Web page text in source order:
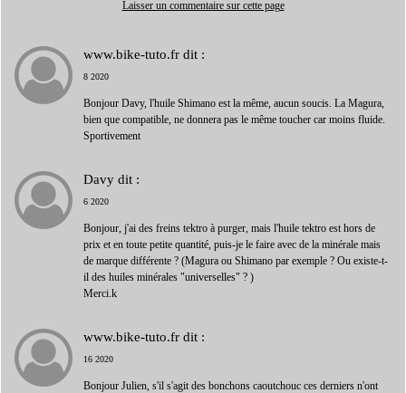
Laisser un commentaire sur cette page
www.bike-tuto.fr dit :
8 2020
Bonjour Davy, l'huile Shimano est la même, aucun soucis. La Magura,
bien que compatible, ne donnera pas le même toucher car moins fluide.
Sportivement
Davy dit :
6 2020
Bonjour, j'ai des freins tektro à purger, mais l'huile tektro est hors de
prix et en toute petite quantité, puis-je le faire avec de la minérale mais
de marque différente ? (Magura ou Shimano par exemple ? Ou existe-t-
il des huiles minérales "universelles" ? )
Merci.k
www.bike-tuto.fr dit :
16 2020
Bonjour Julien, s'il s'agit des bonchons caoutchouc ces derniers n'ont